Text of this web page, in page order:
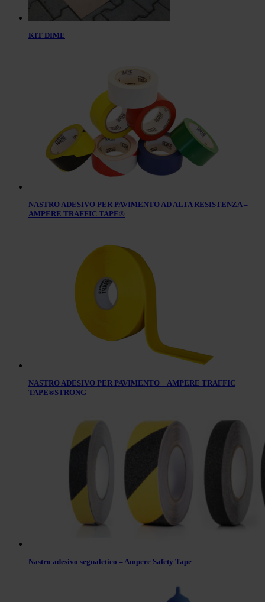
KIT DIME
NASTRO ADESIVO PER PAVIMENTO AD ALTA RESISTENZA –
AMPERE TRAFFIC TAPE®
NASTRO ADESIVO PER PAVIMENTO – AMPERE TRAFFIC
TAPE®STRONG
Nastro adesivo segnaletico – Ampere Safety Tape